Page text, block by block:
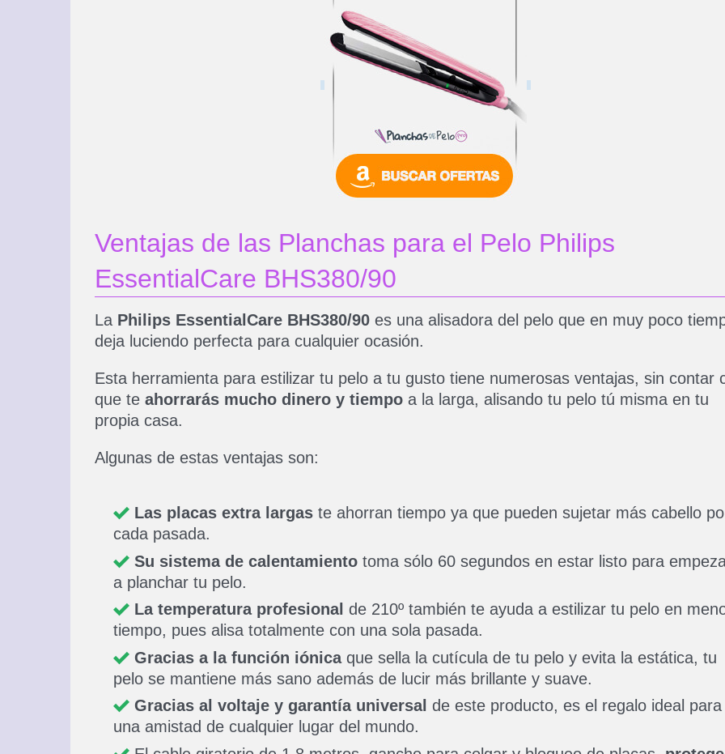
Ventajas de las Planchas para el Pelo Philips
EssentialCare BHS380/90
La Philips EssentialCare BHS380/90 es una alisadora del pelo que en muy poco
deja luciendo perfecta para cualquier ocasión.
Esta herramienta para estilizar tu pelo a tu gusto tiene numerosas ventajas, sin contar
que te ahorrarás mucho dinero y tiempo a la larga, alisando tu pelo tú misma en tu
propia casa.
Algunas de estas ventajas son:
Las placas extra largaste ahorran tiempo ya que pueden sujetar más cabello
cada pasada.
Su sistema de calentamientotoma sólo 60 segundos en estar listo para
a planchar tu pelo.
La temperatura profesional de 210º también te ayuda a estilizar tu pelo en
tiempo, pues alisa totalmente con una sola pasada.
Gracias a la función iónicaque sella la cutícula de tu pelo y evita la estática, tu
pelo se mantiene más sano además de lucir más brillante y suave.
Gracias al voltaje y garantía universal de este producto, es el regalo ideal para
una amistad de cualquier lugar del mundo.